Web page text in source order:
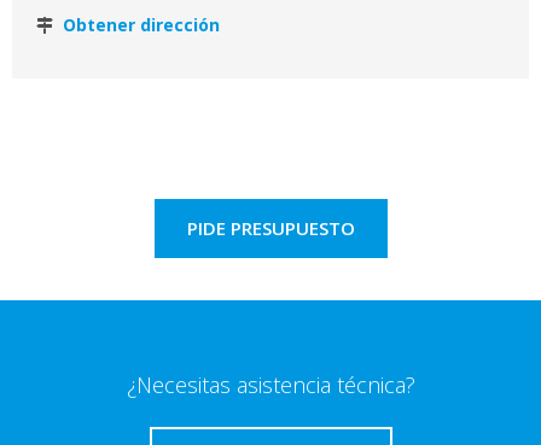
Obtener dirección
PIDE PRESUPUESTO
¿Necesitas asistencia técnica?